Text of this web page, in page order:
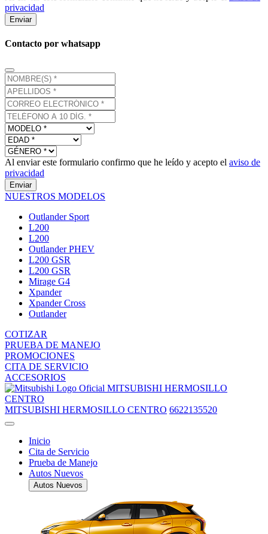
privacidad
Enviar
Contacto por whatsapp
Al enviar este formulario confirmo que he leído y acepto el aviso de
privacidad
Enviar
NUESTROS MODELOS
Outlander Sport
L200
L200
Outlander PHEV
L200 GSR
L200 GSR
Mirage G4
Xpander
Xpander Cross
Outlander
COTIZAR
PRUEBA DE MANEJO
PROMOCIONES
CITA DE SERVICIO
ACCESORIOS
MITSUBISHI HERMOSILLO
CENTRO
MITSUBISHI HERMOSILLO CENTRO 6622135520
Inicio
Cita de Servicio
Prueba de Manejo
Autos Nuevos
Autos Nuevos